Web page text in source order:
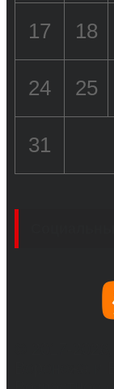
17 18
24 25
31